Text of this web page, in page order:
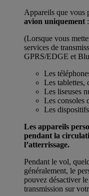
Appareils que vous
avion uniquement :
(Lorsque vous
services de
GPRS/EDGE et
Les
Les tablettes,
Les liseuses
Les consoles
Les
Les appareils
pendant la
l’atterrissage.
Pendant le vol,
généralement, le
pouvez désactiver
transmission sur